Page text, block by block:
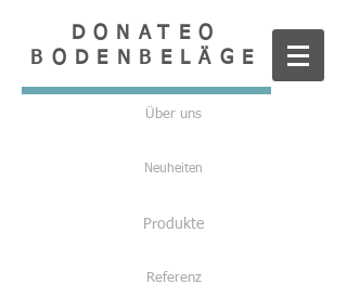
DONATEO
BODENBELÄGE
Über uns
Neuheiten
Produkte
Referenz